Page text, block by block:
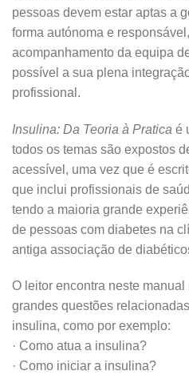
pessoas devem estar aptas a
forma autónoma e
acompanhamento da equipa
possível a sua plena
profissional.
Insulina: Da Teoria à Pratica é
todos os temas são expostos
acessível, uma vez que é
que inclui profissionais de
tendo a maioria grande
de pessoas com diabetes na
antiga associação de
O leitor encontra neste
grandes questões
insulina, como por exemplo:
· Como atua a insulina?
· Como iniciar a insulina?